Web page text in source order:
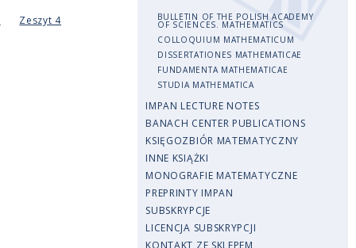
Zeszyt 4
BULLETIN OF THE POLISH ACADEMY
OF SCIENCES. MATHEMATICS
COLLOQUIUM MATHEMATICUM
DISSERTATIONES MATHEMATICAE
FUNDAMENTA MATHEMATICAE
STUDIA MATHEMATICA
IMPAN LECTURE NOTES
BANACH CENTER PUBLICATIONS
KSIĘGOZBIÓR MATEMATYCZNY
INNE KSIĄŻKI
MONOGRAFIE MATEMATYCZNE
PREPRINTY IMPAN
SUBSKRYPCJE
LICENCJA SUBSKRYPCJI
KONTAKT ZE SKLEPEM